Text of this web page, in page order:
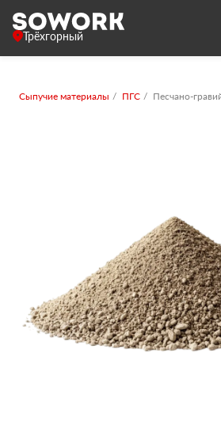
Трёхгорный
Сыпучие материалы ПГС Песчано-